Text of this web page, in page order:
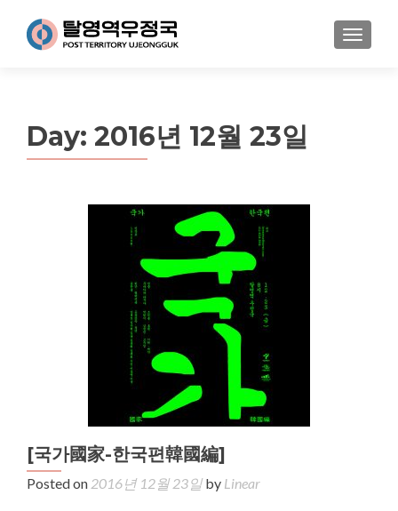
MENU
Day: 2016년 12월 23일
[국가國家-한국편韓國編]
Posted on 2016년 12월 23일by Linear